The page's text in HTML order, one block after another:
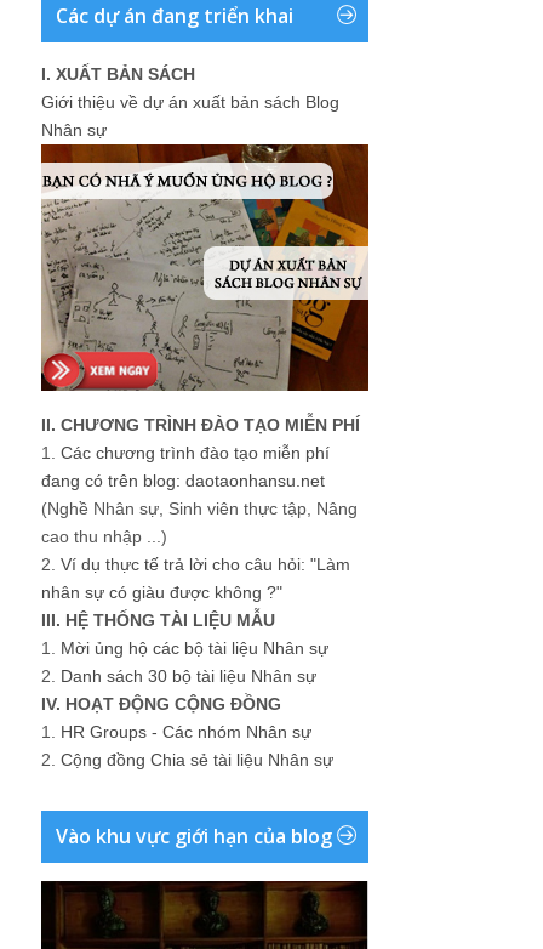
Các dự án đang triển khai
I. XUẤT BẢN SÁCH
Giới thiệu về dự án xuất bản sách Blog
Nhân sự
II. CHƯƠNG TRÌNH ĐÀO TẠO MIỄN PHÍ
1. Các chương trình đào tạo miễn phí
đang có trên blog: daotaonhansu.net
(Nghề Nhân sự, Sinh viên thực tập, Nâng
cao thu nhập ...)
2. Ví dụ thực tế trả lời cho câu hỏi: "Làm
nhân sự có giàu được không ?"
III. HỆ THỐNG TÀI LIỆU MẪU
1. Mời ủng hộ các bộ tài liệu Nhân sự
2. Danh sách 30 bộ tài liệu Nhân sự
IV. HOẠT ĐỘNG CỘNG ĐỒNG
1. HR Groups - Các nhóm Nhân sự
2. Cộng đồng Chia sẻ tài liệu Nhân sự
Vào khu vực giới hạn của blog